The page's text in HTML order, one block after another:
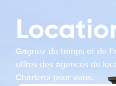
Gagnez du temps et de
offres des agences de
Charleroi pour vous.